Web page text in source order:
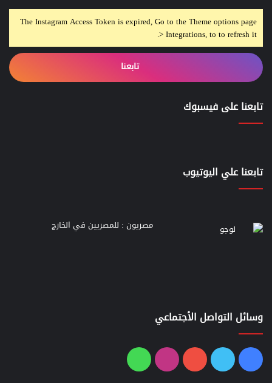
The Instagram Access Token is expired, Go to the Theme options page
> Integrations, to to refresh it.
تابعنا
تابعنا على فيسبوك
تابعنا علي اليوتيوب
مصريون : للمصريين في الخارج
وسائل التواصل الأجتماعي
فيسبوك
تويتر يوتيوبانستقرامواتساب